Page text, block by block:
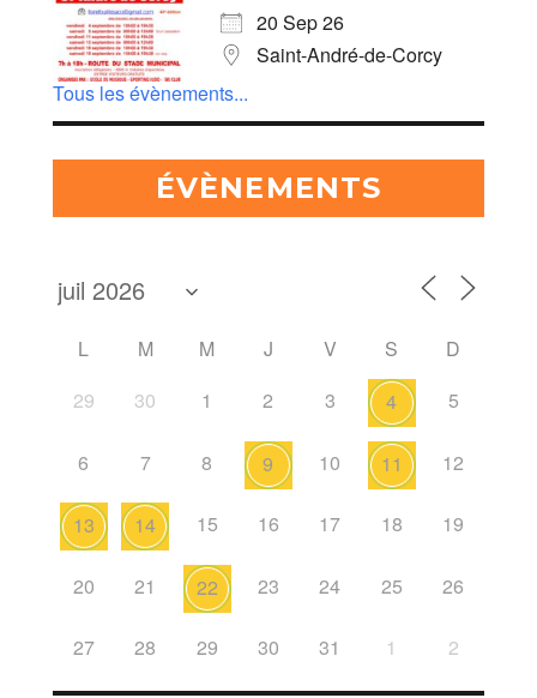
20 Sep 26
Saint-André-de-Corcy
Tous les évènements...
ÉVÈNEMENTS
L M M J V S
D
29
30 1 2 3 4 5
6 7 8 9 10 11 12
13 14 15 16 17 18 19
20 21 22 23 24 25 26
27 28 29 30 31 1 2